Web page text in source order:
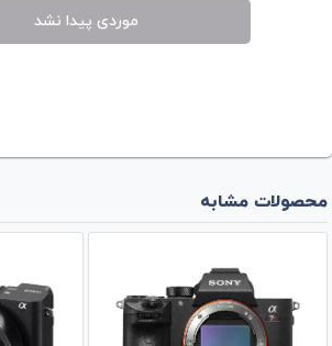
موردی پیدا نشد
محصولات مشابه